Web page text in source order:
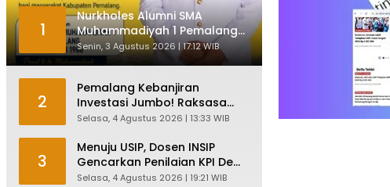
1
Nurkholes Alumni SMA
Muhammadiyah 1 Pemalang
Angkatan 1986 Resmi
Menjabat Plt Bupati, Inilah
Senin, 3 Agustus 2026 | 17:12 WIB
2
Pemalang Kebanjiran
Investasi Jumbo! Raksasa
Garmen Jepang Siap Bangun
Tenaga Kerja
Selasa, 4 Agustus 2026 | 13:33 WIB
3
Menuju USIP, Dosen INSIP
Gencarkan Penilaian KPI Demi
Mutu Akademik
Selasa, 4 Agustus 2026 | 19:21 WIB